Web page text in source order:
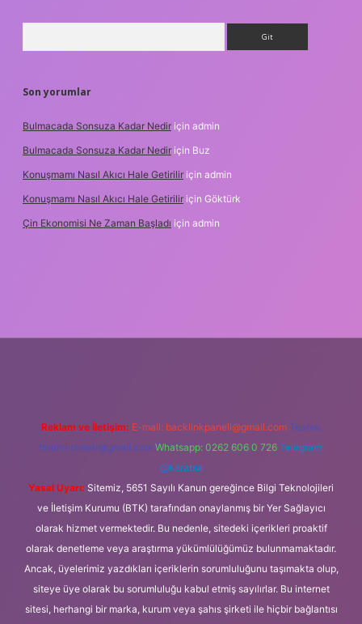
Son yorumlar
Bulmacada Sonsuza Kadar Nedir için admin
Bulmacada Sonsuza Kadar Nedir için Buz
Konuşmamı Nasıl Akıcı Hale Getirilir için admin
Konuşmamı Nasıl Akıcı Hale Getirilir için Göktürk
Çin Ekonomisi Ne Zaman Başladı için admin
Reklam ve İletişim: E-mail: backlinkpaneli@gmail.com Teams:
forumhizmeti@gmail.com Whatsapp: 0262 606 0 726 Telegram:
@karabul
Yasal Uyarı: Sitemiz, 5651 Sayılı Kanun gereğince Bilgi Teknolojileri
ve İletişim Kurumu (BTK) tarafından onaylanmış bir Yer Sağlayıcı
olarak hizmet vermektedir. Bu nedenle, sitedeki içerikleri proaktif
olarak denetleme veya araştırma yükümlülüğümüz bulunmamaktadır.
Ancak, üyelerimiz yazdıkları içeriklerin sorumluluğunu taşımakta olup,
siteye üye olarak bu sorumluluğu kabul etmiş sayılırlar. Bu internet
sitesi, herhangi bir marka, kurum veya şahıs şirketi ile hiçbir bağlantısı